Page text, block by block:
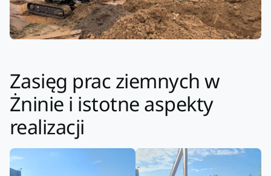
Zasięg prac ziemnych w
Żninie i istotne aspekty
realizacji